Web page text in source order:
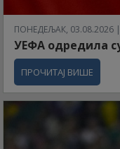
ПОНЕДЕЉАК, 03.08.2026
УЕФА одредила
ПРОЧИТАЈ ВИШЕ